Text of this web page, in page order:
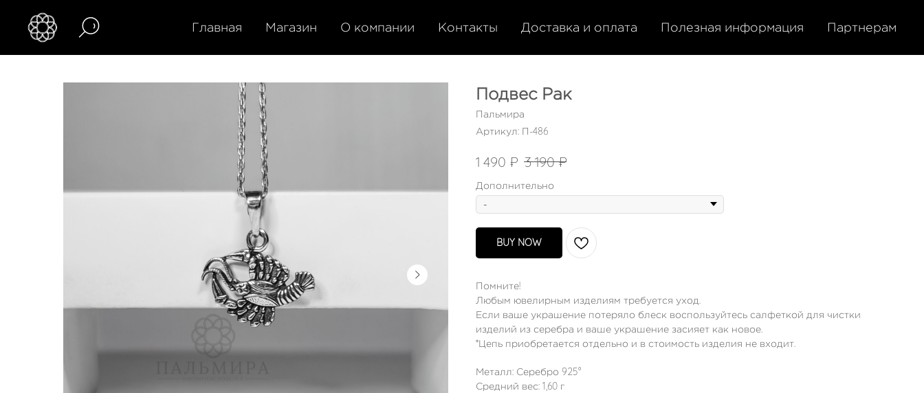
Главная Магазин О компании Контакты Доставка и оплата Полезная информация Партнерам
Подвес Рак
Пальмира
Артикул: П-486
1 490 ₽ 3 190 ₽
Дополнительно
BUY NOW
Помните!
Любым ювелирным изделиям требуется уход.
Если ваше украшение потеряло блеск воспользуйтесь салфеткой для чистки
изделий из серебра и ваше украшение засияет как новое.
*Цепь приобретается отдельно и в стоимость изделия не входит.
Металл: Серебро 925°
Средний вес: 1,60 г